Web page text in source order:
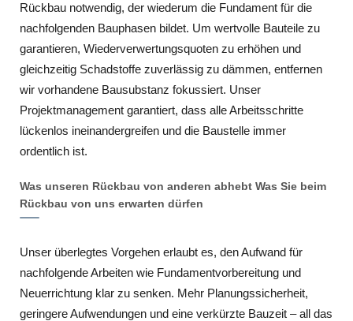
Rückbau notwendig, der wiederum die Fundament für die
nachfolgenden Bauphasen bildet. Um wertvolle Bauteile zu
garantieren, Wiederverwertungsquoten zu erhöhen und
gleichzeitig Schadstoffe zuverlässig zu dämmen, entfernen
wir vorhandene Bausubstanz fokussiert. Unser
Projektmanagement garantiert, dass alle Arbeitsschritte
lückenlos ineinandergreifen und die Baustelle immer
ordentlich ist.
Was unseren Rückbau von anderen abhebt Was Sie beim
Rückbau von uns erwarten dürfen
Unser überlegtes Vorgehen erlaubt es, den Aufwand für
nachfolgende Arbeiten wie Fundamentvorbereitung und
Neuerrichtung klar zu senken. Mehr Planungssicherheit,
geringere Aufwendungen und eine verkürzte Bauzeit – all das